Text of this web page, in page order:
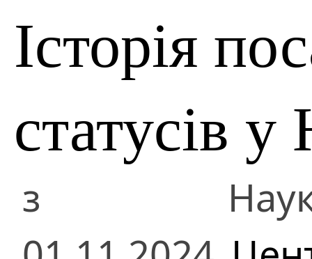
Історія
статусів
з